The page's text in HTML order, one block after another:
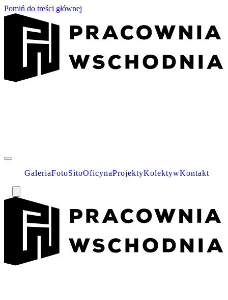
Pomiń do treści głównej
GaleriaFotoSitoOficynaProjektyKolektywKontakt